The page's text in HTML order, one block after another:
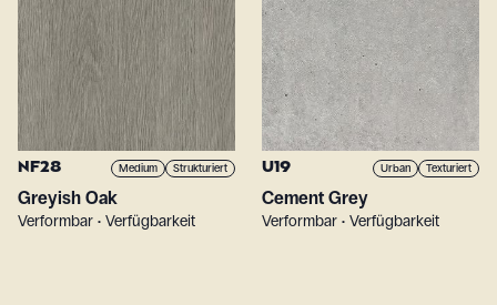
NF28 Medium Strukturiert
Greyish Oak
Verformbar • Verfügbarkeit
U19 Urban Texturiert
Cement Grey
Verformbar • Verfügbarkeit